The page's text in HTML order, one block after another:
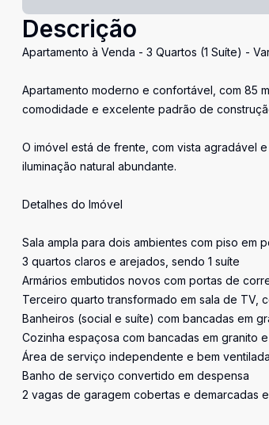
Descrição
Apartamento à Venda - 3 Quartos (1 Suíte) -
Apartamento moderno e confortável, com 85
comodidade e excelente padrão de
O imóvel está de frente, com vista agradável
iluminação natural abundante.
Detalhes do Imóvel
Sala ampla para dois ambientes com piso em
3 quartos claros e arejados, sendo 1 suíte
Armários embutidos novos com portas de
Terceiro quarto transformado em sala de TV,
Banheiros (social e suíte) com bancadas em
Cozinha espaçosa com bancadas em granito
Área de serviço independente e bem ventilada
Banho de serviço convertido em despensa
2 vagas de garagem cobertas e demarcadas